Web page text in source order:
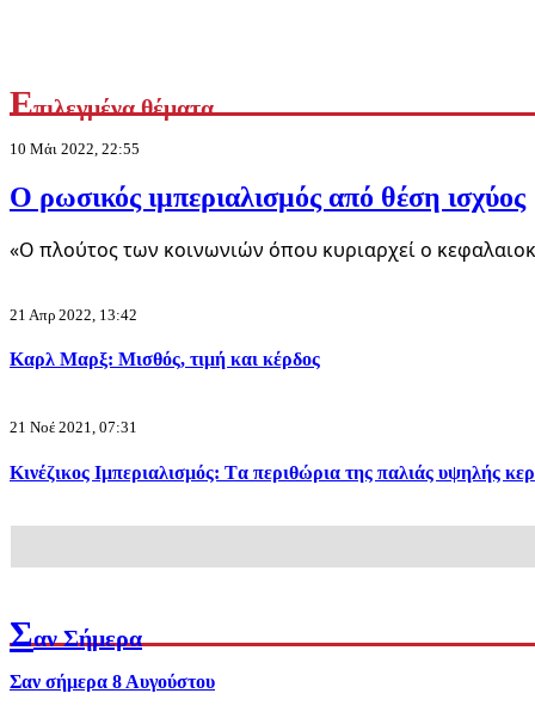
Κόντρες
Επιλεγμένα θέματα
10 Μάι 2022, 22:55
Ο ρωσικός ιμπεριαλισμός από θέση ισχύος
«Ο πλούτος των κοινωνιών όπου κυριαρχεί ο
21 Απρ 2022, 13:42
Καρλ Μαρξ: Μισθός, τιμή και κέρδος
21 Νοέ 2021, 07:31
Κινέζικος Ιμπεριαλισμός: Tα περιθώρια της παλιάς υψηλής
Σαν Σήμερα
Σαν σήμερα 8 Αυγούστου